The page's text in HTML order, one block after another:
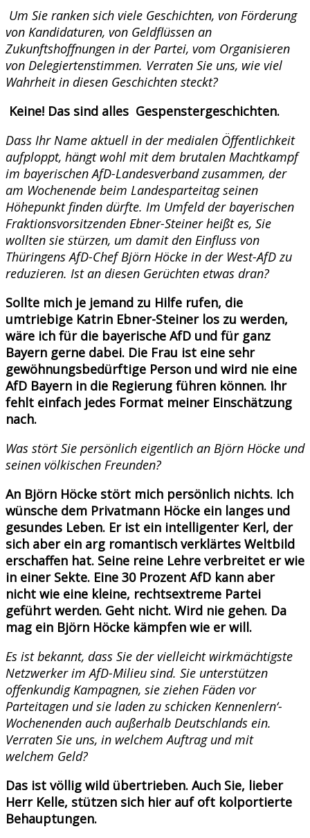
Um Sie ranken sich viele Geschichten, von Förderung
von Kandidaturen, von Geldflüssen an
Zukunftshoffnungen in der Partei, vom Organisieren
von Delegiertenstimmen. Verraten Sie uns, wie viel
Wahrheit in diesen Geschichten steckt?
Keine! Das sind alles Gespenstergeschichten.
Dass Ihr Name aktuell in der medialen Öffentlichkeit
aufploppt, hängt wohl mit dem brutalen Machtkampf
im bayerischen AfD-Landesverband zusammen, der
am Wochenende beim Landesparteitag seinen
Höhepunkt finden dürfte. Im Umfeld der bayerischen
Fraktionsvorsitzenden Ebner-Steiner heißt es, Sie
wollten sie stürzen, um damit den Einfluss von
Thüringens AfD-Chef Björn Höcke in der West-AfD zu
reduzieren. Ist an diesen Gerüchten etwas dran?
Sollte mich je jemand zu Hilfe rufen, die
umtriebige Katrin Ebner-Steiner los zu werden,
wäre ich für die bayerische AfD und für ganz
Bayern gerne dabei. Die Frau ist eine sehr
gewöhnungsbedürftige Person und wird nie eine
AfD Bayern in die Regierung führen können. Ihr
fehlt einfach jedes Format meiner Einschätzung
nach.
Was stört Sie persönlich eigentlich an Björn Höcke und
seinen völkischen Freunden?
An Björn Höcke stört mich persönlich nichts. Ich
wünsche dem Privatmann Höcke ein langes und
gesundes Leben. Er ist ein intelligenter Kerl, der
sich aber ein arg romantisch verklärtes Weltbild
erschaffen hat. Seine reine Lehre verbreitet er wie
in einer Sekte. Eine 30 Prozent AfD kann aber
nicht wie eine kleine, rechtsextreme Partei
geführt werden. Geht nicht. Wird nie gehen. Da
mag ein Björn Höcke kämpfen wie er will.
Es ist bekannt, dass Sie der vielleicht wirkmächtigste
Netzwerker im AfD-Milieu sind. Sie unterstützen
offenkundig Kampagnen, sie ziehen Fäden vor
Parteitagen und sie laden zu schicken Kennenlern‘-
Wochenenden auch außerhalb Deutschlands ein.
Verraten Sie uns, in welchem Auftrag und mit
welchem Geld?
Das ist völlig wild übertrieben. Auch Sie, lieber
Herr Kelle, stützen sich hier auf oft kolportierte
Behauptungen.